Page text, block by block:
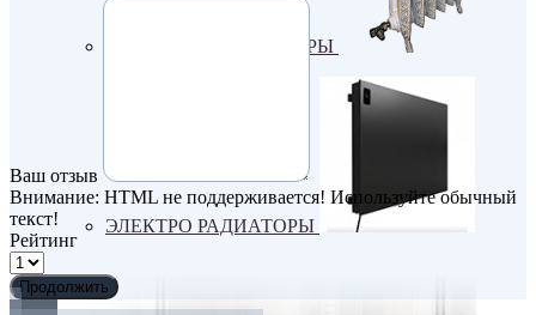
ЧУГУННЫЕ РАДИАТОРЫ
ЭЛЕКТРО РАДИАТОРЫ
Ваш отзыв
Внимание: HTML не поддерживается! Используйте обычный
текст!
Рейтинг
Продолжить